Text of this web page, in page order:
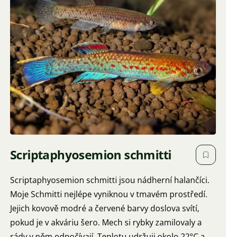
Scriptaphyosemion schmitti
Scriptaphyosemion schmitti jsou nádherní halančíci.
Moje Schmitti nejlépe vyniknou v tmavém prostředí.
Jejich kovově modré a červené barvy doslova svítí,
pokud je v akváriu šero. Mech si rybky zamilovaly a